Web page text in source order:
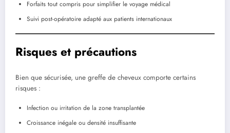
Forfaits tout compris pour simplifier le voyage médical
Suivi post-opératoire adapté aux patients internationaux
Risques et précautions
Bien que sécurisée, une greffe de cheveux comporte certains
risques :
Infection ou irritation de la zone transplantée
Croissance inégale ou densité insuffisante